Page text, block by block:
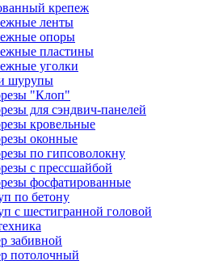
крепеж
ленты
опоры
пластины
уголки
шурупы
"Клоп"
для сэндвич-панелей
кровельные
оконные
по гипсоволокну
с прессшайбой
фосфатированные
по бетону
с шестигранной головой
забивной
потолочный